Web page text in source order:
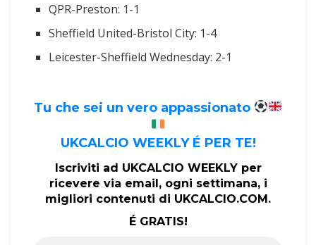
QPR-Preston: 1-1
Sheffield United-Bristol City: 1-4
Leicester-Sheffield Wednesday: 2-1
Tu che sei un vero appassionato
UKCALCIO WEEKLY É PER TE!
Iscriviti ad UKCALCIO WEEKLY per
ricevere via email, ogni settimana, i
migliori contenuti di UKCALCIO.COM.
É GRATIS!